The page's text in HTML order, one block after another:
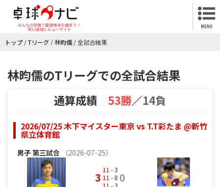
みんなの評価で最適用具を選ぼう！
NO.1卓球レビューサイト
MENU
トップ /Tリーグ /林昀儒 /全試合結果
林昀儒のTリーグでの全試合結果
通算成績 53勝／14負
2026/07/25 木下マイスター東京 vs T.T彩たま @新竹
県立体育館
男子第三試合 （2026-07-25）
3
11 - 3
11 - 8
11 - 3
0